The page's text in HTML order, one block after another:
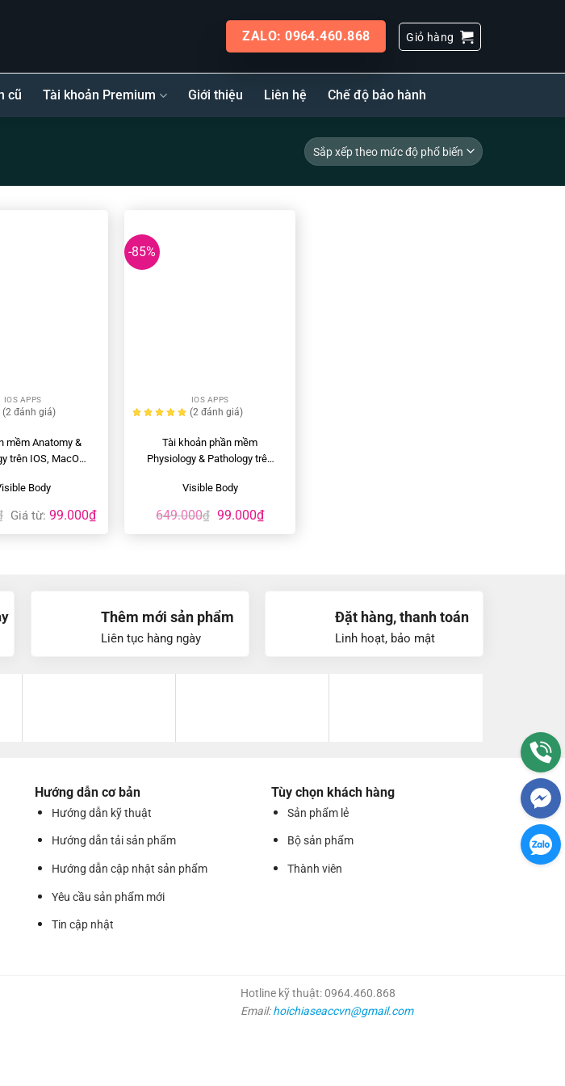
ZALO: 0964.460.868 Giỏ hàng
cũ Tài khoản Premium Giới thiệu Liên hệ Chế độ bảo hành
IOS APPS
(2 đánh giá)
mềm Anatomy &
trên IOS, MacOS,
Body
Giá từ: 99.000₫
-85%
IOS APPS
(2 đánh giá)
Tài khoản phần mềm
Physiology & Pathology trên
Visible Body
649.000₫ 99.000₫
Thêm mới sản phẩm
Liên tục hàng ngày
Đặt hàng, thanh toán
Linh hoạt, bảo mật
Hướng dẫn cơ bản
Hướng dẫn kỹ thuật
Hướng dẫn tải sản phẩm
Hướng dẫn cập nhật sản phẩm
Yêu cầu sản phẩm mới
Tin cập nhật
Tùy chọn khách hàng
Sản phẩm lẻ
Bộ sản phẩm
Thành viên
Hotline kỹ thuật: 0964.460.868
Email:hoichiaseaccvn@gmail.com